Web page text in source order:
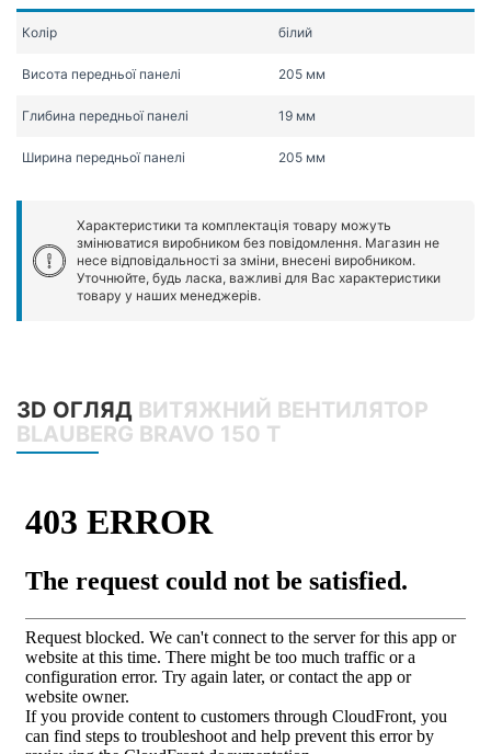
Колір білий
Висота передньої панелі 205 мм
Глибина передньої панелі 19 мм
Ширина передньої панелі 205 мм
Характеристики та комплектація товару можуть
змінюватися виробником без повідомлення. Магазин не
несе відповідальності за зміни, внесені виробником.
Уточнюйте, будь ласка, важливі для Вас характеристики
товару у наших менеджерів.
3D ОГЛЯД ВИТЯЖНИЙ ВЕНТИЛЯТОР
BLAUBERG BRAVO 150 T